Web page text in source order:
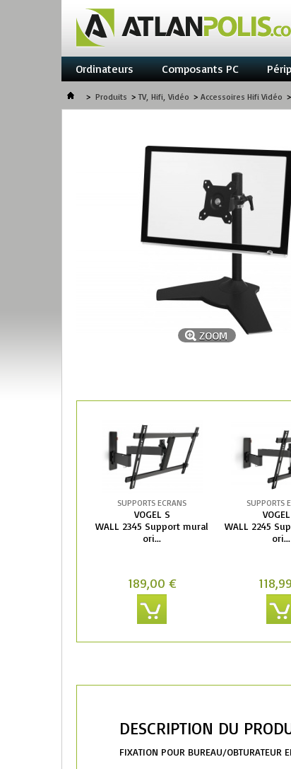
Ordinateurs Composants PC
> Produits > TV, Hifi, Vidéo > Accessoires Hifi Vidéo >
ZOOM
SUPPORTS ECRANS
VOGEL S
WALL 2345 Support mural
ori...
189,00 €
SUPPORTS
WALL 2245
ori...
DESCRIPTION DU
FIXATION POUR BUREAU/OBTURATEUR